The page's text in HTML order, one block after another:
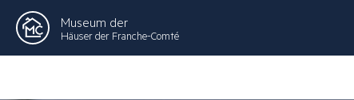
Museum der
Häuser der Franche-Comté